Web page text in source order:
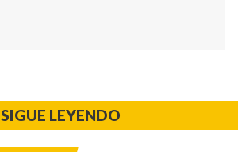
SIGUE LEYENDO